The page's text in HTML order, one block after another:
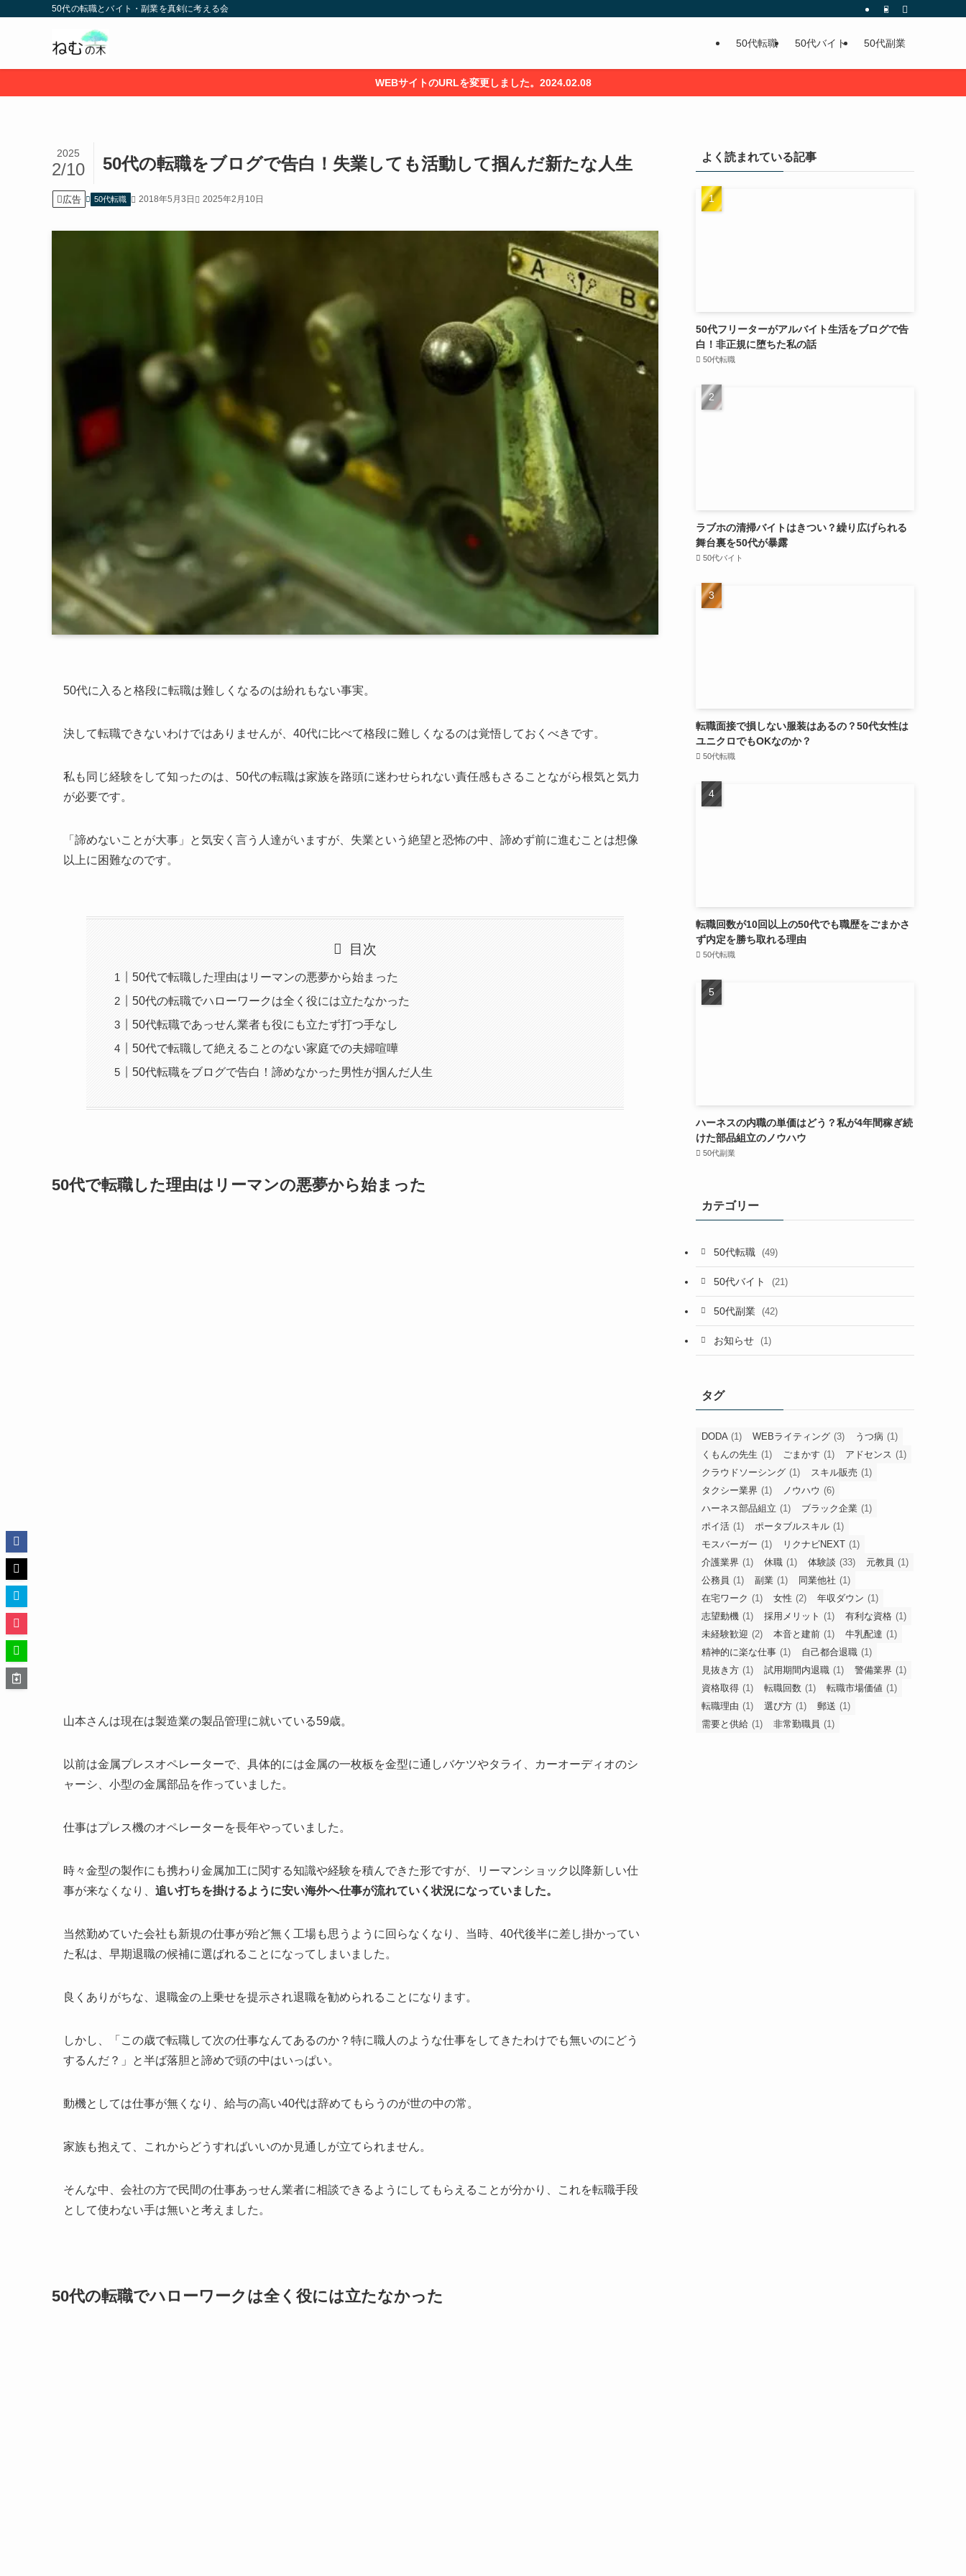
50代の転職とバイト・副業を真剣に考える会
50代転職 50代バイト 50代副業
WEBサイトのURLを変更しました。2024.02.08
50代の転職をブログで告白！失業しても活動して掴んだ新たな人生
2025
2/10
広告 50代転職 2018年5月3日 2025年2月10日
50代に入ると格段に転職は難しくなるのは紛れもない事実。
決して転職できないわけではありませんが、40代に比べて格段に難しくなるのは覚悟しておくべきです。
私も同じ経験をして知ったのは、50代の転職は家族を路頭に迷わせられない責任感もさることながら根気と気力
が必要です。
「諦めないことが大事」と気安く言う人達がいますが、失業という絶望と恐怖の中、諦めず前に進むことは想像
以上に困難なのです。
目次
50代で転職した理由はリーマンの悪夢から始まった
50代の転職でハローワークは全く役には立たなかった
50代転職であっせん業者も役にも立たず打つ手なし
50代で転職して絶えることのない家庭での夫婦喧嘩
50代転職をブログで告白！諦めなかった男性が掴んだ人生
50代で転職した理由はリーマンの悪夢から始まった
山本さんは現在は製造業の製品管理に就いている59歳。
以前は金属プレスオペレーターで、具体的には金属の一枚板を金型に通しバケツやタライ、カーオーディオのシ
ャーシ、小型の金属部品を作っていました。
仕事はプレス機のオペレーターを長年やっていました。
時々金型の製作にも携わり金属加工に関する知識や経験を積んできた形ですが、
リーマンショック以降新しい仕
事が来なくなり、 追い打ちを掛けるように安い海外へ仕事が流れていく状況になっていました。
当然勤めていた会社も新規の仕事が殆ど無く工場も思うように回らなくなり、当時、40代後半に差し掛かってい
た私は、早期退職の候補に選ばれることになってしまいました。
良くありがちな、退職金の上乗せを提示され退職を勧められることになります。
しかし、「この歳で転職して次の仕事なんてあるのか？特に職人のような仕事をしてきたわけでも無いのにどう
するんだ？」と半ば落胆と諦めで頭の中はいっぱい。
動機としては仕事が無くなり、給与の高い40代は辞めてもらうのが世の中の常。
家族も抱えて、これからどうすればいいのか見通しが立てられません。
そんな中、会社の方で民間の仕事あっせん業者に相談できるようにしてもらえることが分かり、これを転職手段
として使わない手は無いと考えました。
50代の転職でハローワークは全く役には立たなかった
よく読まれている記事
50代フリーターがアルバイト生活をブログで告
白！非正規に堕ちた私の話
50代転職
ラブホの清掃バイトはきつい？繰り広げられる
舞台裏を50代が暴露
50代バイト
転職面接で損しない服装はあるの？50代女性は
ユニクロでもOKなのか？
50代転職
転職回数が10回以上の50代でも職歴をごまかさ
ず内定を勝ち取れる理由
50代転職
ハーネスの内職の単価はどう？私が4年間稼ぎ続
けた部品組立のノウハウ
50代副業
カテゴリー
50代転職 (49)
50代バイト (21)
50代副業 (42)
お知らせ (1)
タグ
DODA (1) WEBライティング (3) うつ病 (1)
くもんの先生 (1) ごまかす (1) アドセンス (1)
クラウドソーシング (1) スキル販売 (1)
タクシー業界 (1) ノウハウ (6)
ハーネス部品組立 (1) ブラック企業 (1)
ポイ活 (1) ポータブルスキル (1)
モスバーガー (1) リクナビNEXT (1)
介護業界 (1) 休職 (1) 体験談 (33) 元教員 (1)
公務員 (1) 副業 (1) 同業他社 (1)
在宅ワーク (1) 女性 (2) 年収ダウン (1)
志望動機 (1) 採用メリット (1) 有利な資格 (1)
未経験歓迎 (2) 本音と建前 (1) 牛乳配達 (1)
精神的に楽な仕事 (1) 自己都合退職 (1)
見抜き方 (1) 試用期間内退職 (1) 警備業界 (1)
資格取得 (1) 転職回数 (1) 転職市場価値 (1)
転職理由 (1) 選び方 (1) 郵送 (1)
需要と供給 (1) 非常勤職員 (1)